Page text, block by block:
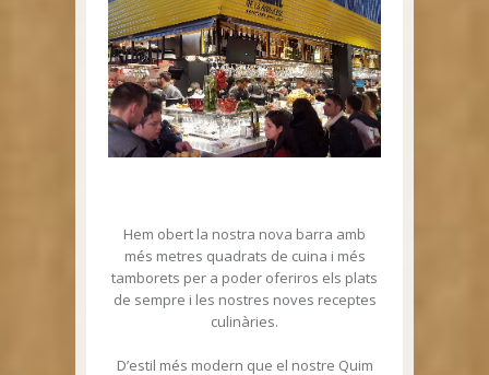
Hem obert la nostra nova barra amb
més metres quadrats de cuina i més
tamborets per a poder oferiros els plats
de sempre i les nostres noves receptes
culinàries.
D’estil més modern que el nostre Quim